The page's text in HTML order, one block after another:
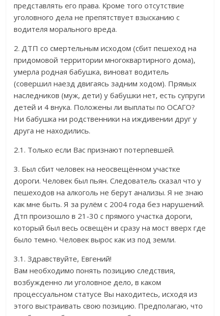
представлять его права. Кроме того отсутствие
уголовного дела не препятствует взысканию с
водителя морального вреда.
2. ДТП со смертельным исходом (сбит пешеход на
придомовой территории многоквартирного дома),
умерла родная бабушка, виноват водитель
(совершил наезд двигаясь задним ходом). Прямых
наследников (муж, дети) у бабушки нет, есть супруги
детей и 4 внука. Положены ли выплаты по ОСАГО?
Ни бабушка ни родственники на иждивении друг у
друга не находились.
2.1. Только если Вас признают потерпевшей.
3. Был сбит человек на неосвещённом участке
дороги. Человек был пьян. Следователь сказал что у
пешеходов на алкоголь не берут анализы. Я не знаю
как мне быть. Я за рулём с 2004 года без нарушений.
Дтп произошло в 21-30 с прямого участка дороги,
который был весь освещён и сразу на мост вверх где
было темно. Человек вырос как из под земли.
3.1. Здравствуйте, Евгений!
Вам необходимо понять позицию следствия,
возбужденно ли уголовное дело, в каком
процессуальном статусе Вы находитесь, исходя из
этого выстраивать свою позицию. Предполагаю, что